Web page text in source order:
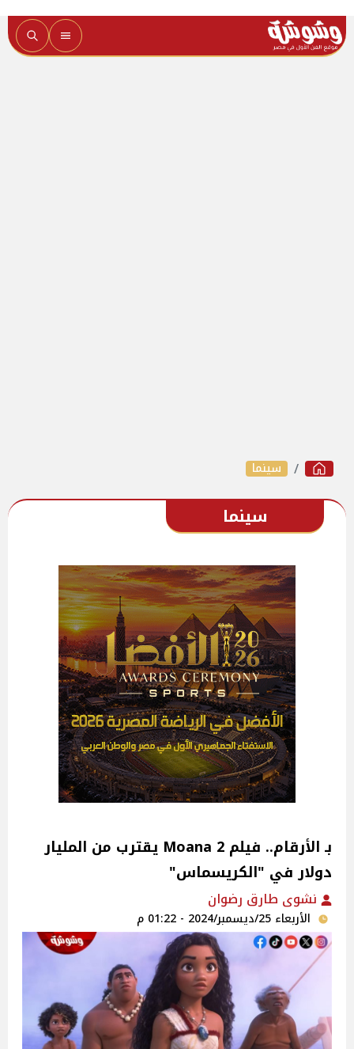
سينما
سينما
بـ الأرقام.. فيلم Moana 2 يقترب من المليار
دولار في "الكريسماس"
نشوى طارق رضوان
الأربعاء 25/ديسمبر/2024 - 01:22 م